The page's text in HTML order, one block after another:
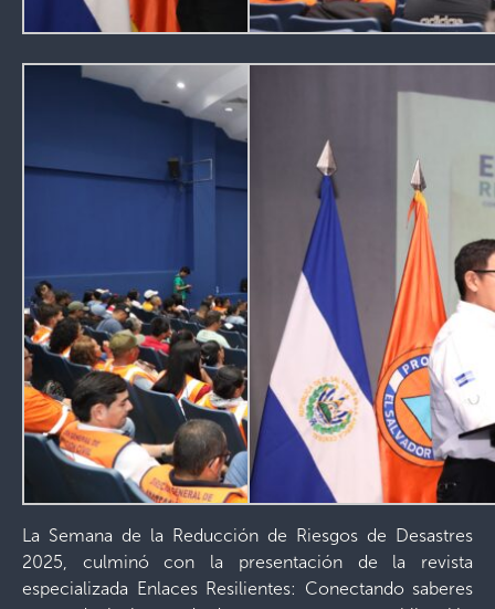
La Semana de la Reducción de Riesgos de Desastres
2025, culminó con la presentación de la revista
especializada Enlaces Resilientes: Conectando saberes